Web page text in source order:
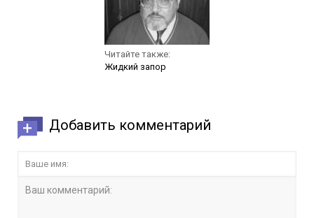
Читайте также:
Жидкий запор
Добавить комментарий